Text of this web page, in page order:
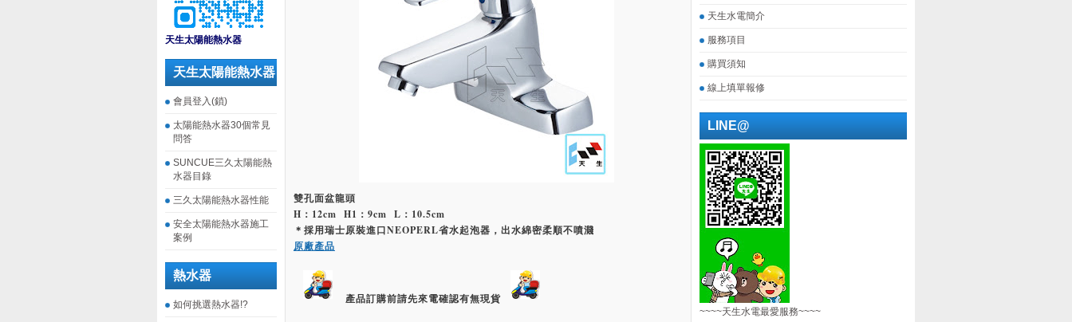
天生太陽能熱水器
天生太陽能熱水器
會員登入(鎖)
太陽能熱水器30個常見
問答
SUNCUE三久太陽能熱
水器目錄
三久太陽能熱水器性能
安全太陽能熱水器施工
案例
熱水器
如何挑選熱水器!?
雙孔面盆龍頭
H：12cm H1：9cm L：10.5cm
＊採用瑞士原裝進口NEOPERL省水起泡器，出水綿密柔順不噴濺
原廠產品
產品訂購前請先來電確認有無現貨
天生水電簡介
服務項目
購買須知
線上填單報修
LINE@
~~~~天生水電最愛服務~~~~